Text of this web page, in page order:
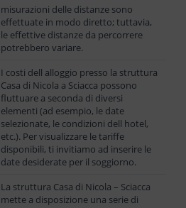
misurazioni delle distanze sono
effettuate in modo diretto; tuttavia,
le effettive distanze da percorrere
potrebbero variare.
I costi dell alloggio presso la struttura
Casa di Nicola a Sciacca possono
fluttuare a seconda di diversi
elementi (ad esempio, le date
selezionate, le condizioni dell hotel,
etc.). Per visualizzare le tariffe
disponibili, ti invitiamo ad inserire le
date desiderate per il soggiorno.
La struttura Casa di Nicola – Sciacca
mette a disposizione una serie di